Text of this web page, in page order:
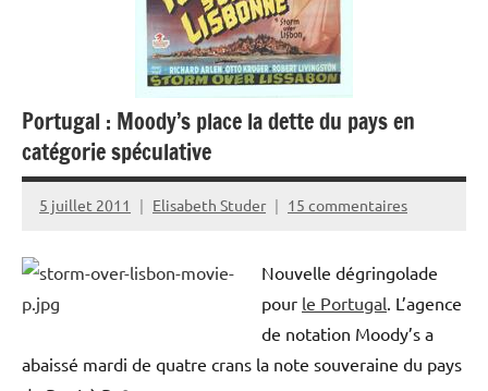
Portugal : Moody’s place la dette du pays en
catégorie spéculative
5 juillet 2011 Elisabeth Studer 15 commentaires
Nouvelle dégringolade
pour le Portugal . L’agence
de notation Moody’s a
abaissé mardi de quatre crans la note souveraine du pays